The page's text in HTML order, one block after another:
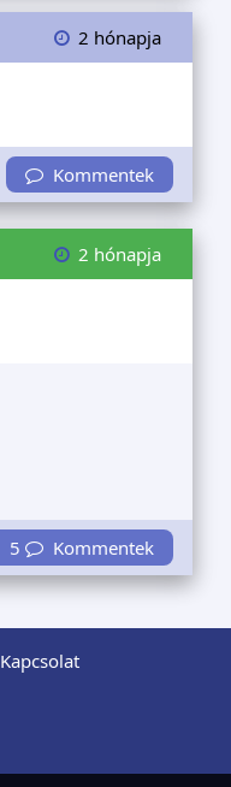
2 hónapja
Kommentek
2 hónapja
5 Kommentek
Kapcsolat